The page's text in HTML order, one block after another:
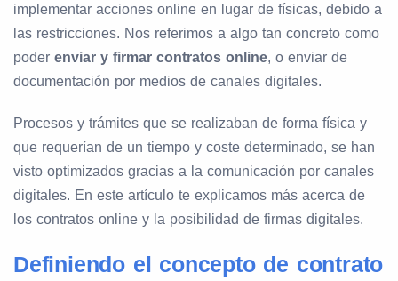
implementar acciones online en lugar de físicas, debido a
las restricciones. Nos referimos a algo tan concreto como
poder enviar y firmar contratos online, o enviar de
documentación por medios de canales digitales.
Procesos y trámites que se realizaban de forma física y
que requerían de un tiempo y coste determinado, se han
visto optimizados gracias a la comunicación por canales
digitales. En este artículo te explicamos más acerca de
los contratos online y la posibilidad de firmas digitales.
Definiendo el concepto de contrato